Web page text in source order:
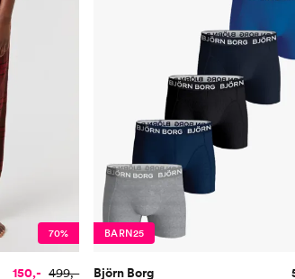
70%
150,- 499,-
BARN25
Björn Borg